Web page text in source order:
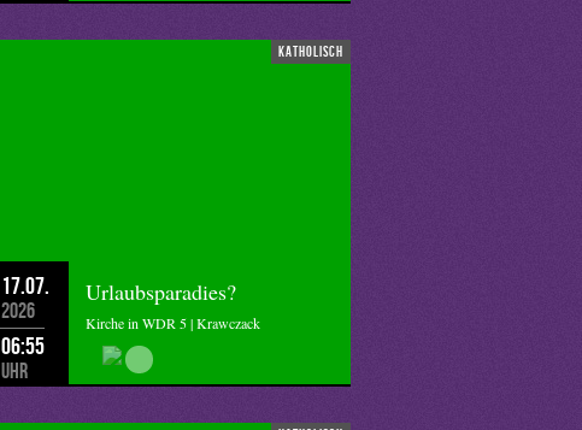
katholisch
17.07.
2026
06:55
Uhr
Urlaubsparadies?
Kirche in WDR 5 | Krawczack